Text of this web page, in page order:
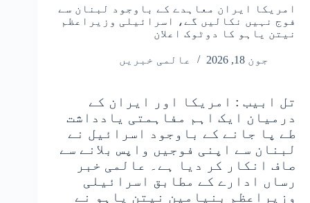
امریکا ایران معاہدے کے باوجود لبنان سے
فوج نہیں نکالیں گے، اسرائیلی وزیراعظم
نیتن یاہو کا دوٹوک اعلان
جون 18, 2026 عالمی خبریں
تل ابیب : امریکا اور ایران کے
درمیان ایک اہم مفاہمتی یادداشت
طے پا جانے کے باوجود اسرائیل نے
لبنان سے اپنی فوجیں واپس بلانے سے
صاف انکار کر دیا ہے۔ عالمی خبر
رساں ادارے کے مطابق اسرائیلی
وزیراعظم بنیامین نیتن یاہو نے